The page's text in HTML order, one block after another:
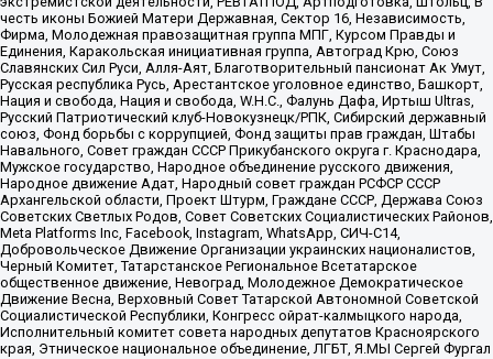
честь иконы Божией Матери Державная, Сектор 16, Независимость,
Фирма, Молодежная правозащитная группа МПГ, Курсом Правды и
Единения, Каракольская инициативная группа, Автоград Крю, Союз
Славянских Сил Руси, Алля-Аят, Благотворительный пансионат Ак Умут,
Русская республика Русь, Арестантское уголовное единство, Башкорт,
Нация и свобода, Нация и свобода, W.H.С., Фалунь Дафа, Иртыш Ultras,
Русский Патриотический клуб-Новокузнецк/РПК, Сибирский державный
союз, Фонд борьбы с коррупцией, Фонд защиты прав граждан, Штабы
Навального, Совет граждан СССР Прикубанского округа г. Краснодара,
Мужское государство, Народное объединение русского движения,
Народное движение Адат, Народный совет граждан РСФСР СССР
Архангельской области, Проект Штурм, Граждане СССР, Держава Союз
Советских Светлых Родов, Совет Советских Социалистических Районов,
Meta Platforms Inc, Facebook, Instagram, WhatsApp, СИЧ-С14,
Добровольческое Движение Организации украинских националистов,
Черный Комитет, Татарстанское Региональное Всетатарское
общественное движение, Невоград, Молодежное Демократическое
Движение Весна, Верховный Совет Татарской Автономной Советской
Социалистической Республики, Конгресс ойрат-калмыцкого народа,
Исполнительный комитет совета народных депутатов Красноярского
края, Этническое национальное объединение, ЛГБТ, Я.МЫ Сергей Фургал